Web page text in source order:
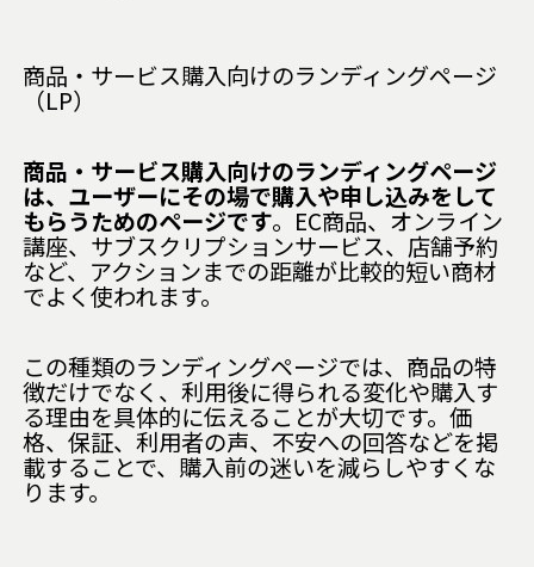
商品・サービス購入向けのランディングページ
（LP）
商品・サービス購入向けのランディングページ
は、ユーザーにその場で購入や申し込みをして
もらうためのページです。EC商品、オンライン
講座、サブスクリプションサービス、店舗予約
など、アクションまでの距離が比較的短い商材
でよく使われます。
この種類のランディングページでは、商品の特
徴だけでなく、利用後に得られる変化や購入す
る理由を具体的に伝えることが大切です。価
格、保証、利用者の声、不安への回答などを掲
載することで、購入前の迷いを減らしやすくな
ります。